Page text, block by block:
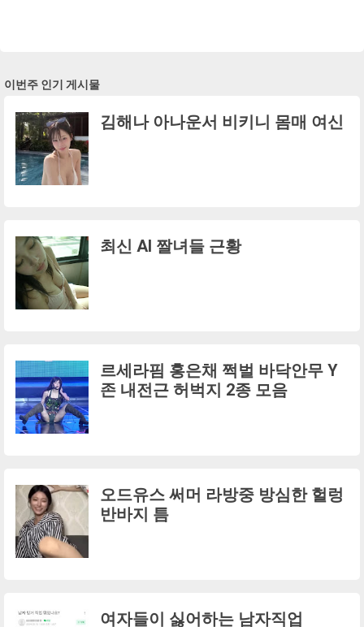
이번주 인기 게시물
김해나 아나운서 비키니 몸매 여신
최신 AI 짤녀들 근황
르세라핌 홍은채 쩍벌 바닥안무 Y
존 내전근 허벅지 2종 모음
오드유스 써머 라방중 방심한 헐렁
반바지 틈
여자들이 싫어하는 남자직업